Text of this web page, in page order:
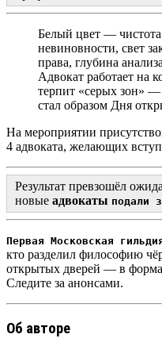
Белый цвет —
невиновности, свет
права, глубина
Адвокат работает на
терпит «серых зон»
стал образом Дня
На мероприятии
4 адвоката, желающих
Результат превзошёл
новые адвокаты подали
Первая Московская
кто разделил философию
открытых дверей — в
Следите за анонсами.
Об авторе